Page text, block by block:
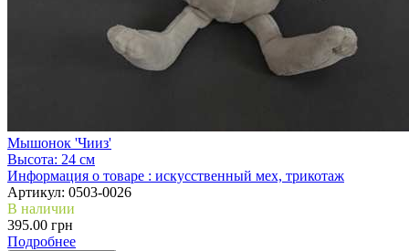
Мышонок 'Чииз'
Высота: 24 см
Информация о товаре : искусственный мех, трикотаж
Артикул: 0503-0026
В наличии
395.00 грн
Подробнее